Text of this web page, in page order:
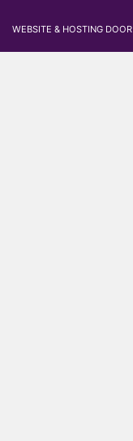
WEBSITE & HOSTING DOOR